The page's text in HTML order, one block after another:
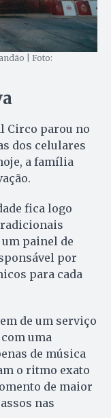
| Foto:
Circo parou no
dos celulares
a família
fica logo
painel de
por
para cada
de um serviço
uma
de música
o ritmo exato
de maior
nas